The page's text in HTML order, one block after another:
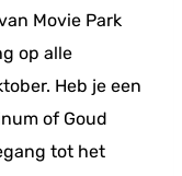
Movie Park
op alle
Heb je een
of Goud
tot het